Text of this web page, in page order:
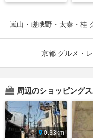
嵐山・嵯峨野・太秦・桂
京都 グルメ・
周辺のショッピング
0.33km